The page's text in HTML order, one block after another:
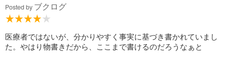
Posted by ブクログ
医療者ではないが、分かりやすく事実に基づき書かれていまし
た。やはり物書きだから、ここまで書けるのだろうなぁと